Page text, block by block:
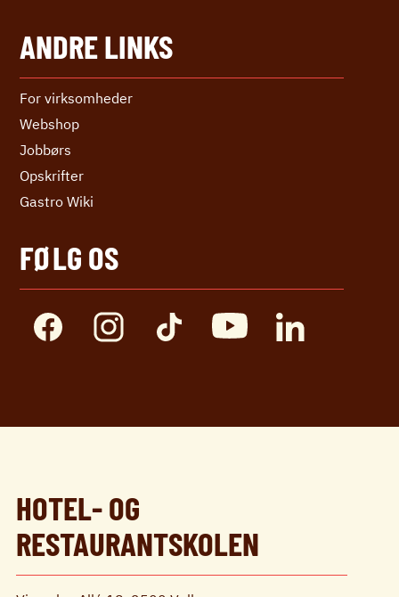
ANDRE LINKS
For virksomheder
Webshop
Jobbørs
Opskrifter
Gastro Wiki
FØLG OS
HOTEL- OG
RESTAURANTSKOLEN